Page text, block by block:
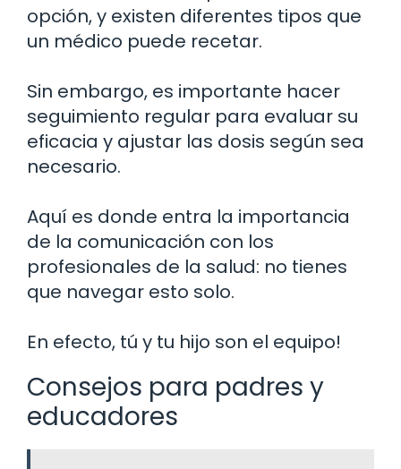
opción, y existen diferentes tipos que
un médico puede recetar.
Sin embargo, es importante hacer
seguimiento regular para evaluar su
eficacia y ajustar las dosis según sea
necesario.
Aquí es donde entra la importancia
de la comunicación con los
profesionales de la salud: no tienes
que navegar esto solo.
En efecto, tú y tu hijo son el equipo!
Consejos para padres y
educadores